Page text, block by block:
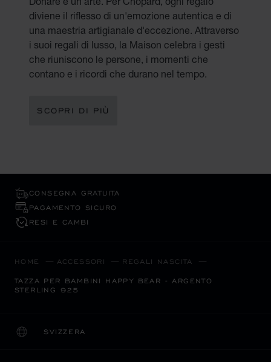
diviene il riflesso di un'emozione autentica e di
una maestria artigianale d'eccezione. Attraverso
i suoi regali di lusso, la Maison celebra i gesti
che riuniscono le persone, i momenti che
contano e i ricordi che durano nel tempo.
SCOPRI DI PIÙ
CONSEGNA GRATUITA
PAGAMENTO SICURO
RESI E CAMBI
HOME ACCESSORI REGALI NASCITA
TAZZA PER BAMBINI HAPPY BEAR - ARGENTO
STERLING 925
SVIZZERA
LOCALIZZAZIONE (CAMBIA PAESE)
CAMBIA PAESE